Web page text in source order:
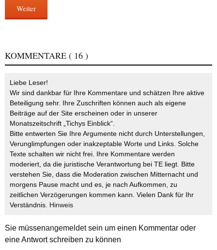
Weiter
KOMMENTARE ( 16 )
Liebe Leser!
Wir sind dankbar für Ihre Kommentare und schätzen Ihre aktive
Beteiligung sehr. Ihre Zuschriften können auch als eigene
Beiträge auf der Site erscheinen oder in unserer
Monatszeitschrift „Tichys Einblick“.
Bitte entwerten Sie Ihre Argumente nicht durch Unterstellungen,
Verunglimpfungen oder inakzeptable Worte und Links. Solche
Texte schalten wir nicht frei. Ihre Kommentare werden
moderiert, da die juristische Verantwortung bei TE liegt. Bitte
verstehen Sie, dass die Moderation zwischen Mitternacht und
morgens Pause macht und es, je nach Aufkommen, zu
zeitlichen Verzögerungen kommen kann. Vielen Dank für Ihr
Verständnis. Hinweis
Sie müssenangemeldetsein um einen Kommentar oder
eine Antwort schreiben zu können